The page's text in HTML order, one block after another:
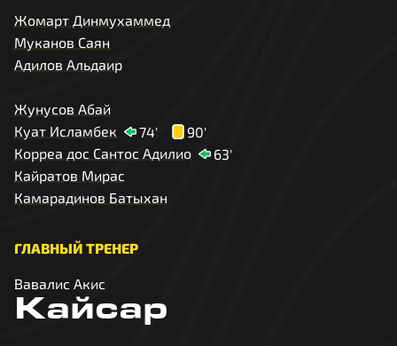
Жомарт Динмухаммед
Муканов Саян
Адилов Альдаир
Жунусов Абай
Куат Исламбек
74'
90'
Корреа дос Сантос Адилио
63'
Кайратов Мирас
Камарадинов Батыхан
ГЛАВНЫЙ ТРЕНЕР
Вавалис Акис
Кайсар